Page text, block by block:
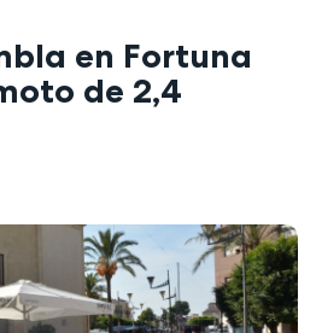
en Fortuna
de 2,4